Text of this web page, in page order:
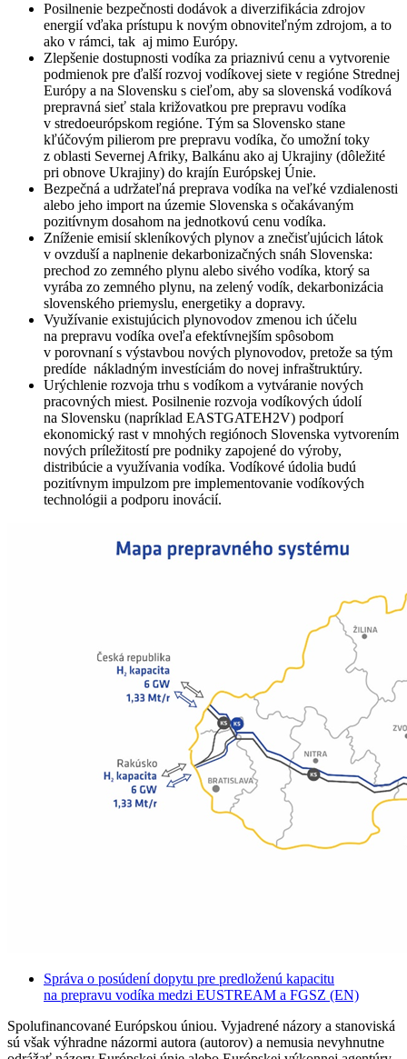
Posilnenie bezpečnosti dodávok a diverzifikácia zdrojov
energií vďaka prístupu k novým obnoviteľným zdrojom, a to
ako v rámci, tak aj mimo Európy.
Zlepšenie dostupnosti vodíka za priaznivú cenu a vytvorenie
podmienok pre ďalší rozvoj vodíkovej siete v regióne Strednej
Európy a na Slovensku s cieľom, aby sa slovenská vodíková
prepravná sieť stala križovatkou pre prepravu vodíka
v stredoeurópskom regióne. Tým sa Slovensko stane
kľúčovým pilierom pre prepravu vodíka, čo umožní toky
z oblasti Severnej Afriky, Balkánu ako aj Ukrajiny (dôležité
pri obnove Ukrajiny) do krajín Európskej Únie.
Bezpečná a udržateľná preprava vodíka na veľké vzdialenosti
alebo jeho import na územie Slovenska s očakávaným
pozitívnym dosahom na jednotkovú cenu vodíka.
Zníženie emisií skleníkových plynov a znečisťujúcich látok
v ovzduší a naplnenie dekarbonizačných snáh Slovenska:
prechod zo zemného plynu alebo sivého vodíka, ktorý sa
vyrába zo zemného plynu, na zelený vodík, dekarbonizácia
slovenského priemyslu, energetiky a dopravy.
Využívanie existujúcich plynovodov zmenou ich účelu
na prepravu vodíka oveľa efektívnejším spôsobom
v porovnaní s výstavbou nových plynovodov, pretože sa tým
predíde nákladným investíciám do novej infraštruktúry.
Urýchlenie rozvoja trhu s vodíkom a vytváranie nových
pracovných miest. Posilnenie rozvoja vodíkových údolí
na Slovensku (napríklad EASTGATEH2V) podporí
ekonomický rast v mnohých regiónoch Slovenska vytvorením
nových príležitostí pre podniky zapojené do výroby,
distribúcie a využívania vodíka. Vodíkové údolia budú
pozitívnym impulzom pre implementovanie vodíkových
technológii a podporu inovácií.
Správa o posúdení dopytu pre predloženú kapacitu
na prepravu vodíka medzi EUSTREAM a FGSZ (EN)
Spolufinancované Európskou úniou. Vyjadrené názory a stanoviská
sú však výhradne názormi autora (autorov) a nemusia nevyhnutne